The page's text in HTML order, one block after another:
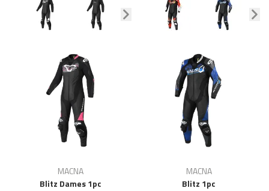
MACNA
Blitz Dames 1pc
MACNA
Blitz 1pc